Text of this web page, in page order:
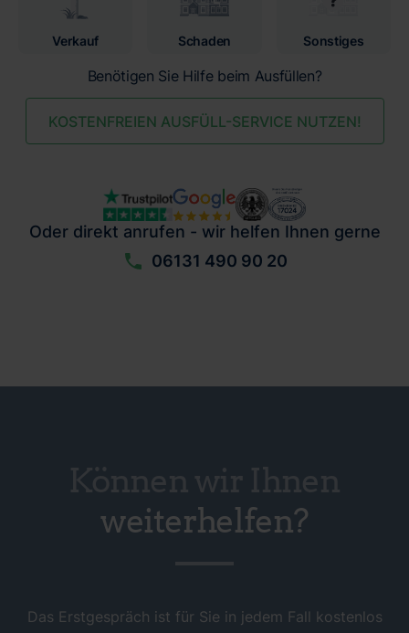
Verkauf Schaden Sonstiges
Benötigen Sie Hilfe beim Ausfüllen?
KOSTENFREIEN AUSFÜLL-SERVICE NUTZEN!
Oder direkt anrufen - wir helfen Ihnen gerne
06131 490 90 20
weiterhelfen?
Das Erstgespräch ist für Sie in jedem Fall kostenlos